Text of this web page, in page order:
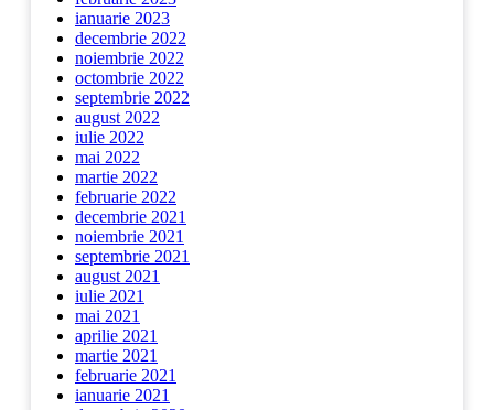
ianuarie 2023
decembrie 2022
noiembrie 2022
octombrie 2022
septembrie 2022
august 2022
iulie 2022
mai 2022
martie 2022
februarie 2022
decembrie 2021
noiembrie 2021
septembrie 2021
august 2021
iulie 2021
mai 2021
aprilie 2021
martie 2021
februarie 2021
ianuarie 2021